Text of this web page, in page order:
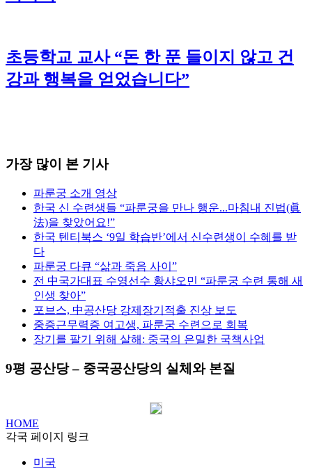
초등학교 교사 “돈 한 푼 들이지 않고 건
강과 행복을 얻었습니다”
가장 많이 본 기사
파룬궁 소개 영상
한국 신 수련생들 “파룬궁을 만나 행운...마침내 진법(眞
法)을 찾았어요!”
한국 텐티북스 ‘9일 학습반’에서 신수련생이 수혜를 받
다
파룬궁 다큐 “삶과 죽음 사이”
전 中국가대표 수영선수 황샤오민 “파룬궁 수련 통해 새
인생 찾아”
포브스, 中공산당 강제장기적출 진상 보도
중증근무력증 여고생, 파룬궁 수련으로 회복
장기를 팔기 위해 살해: 중국의 은밀한 국책사업
9평 공산당 – 중국공산당의 실체와 본질
HOME
각국 페이지 링크
미국